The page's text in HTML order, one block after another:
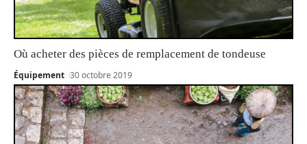
Où acheter des pièces de remplacement de tondeuse
Équipement 30 octobre 2019